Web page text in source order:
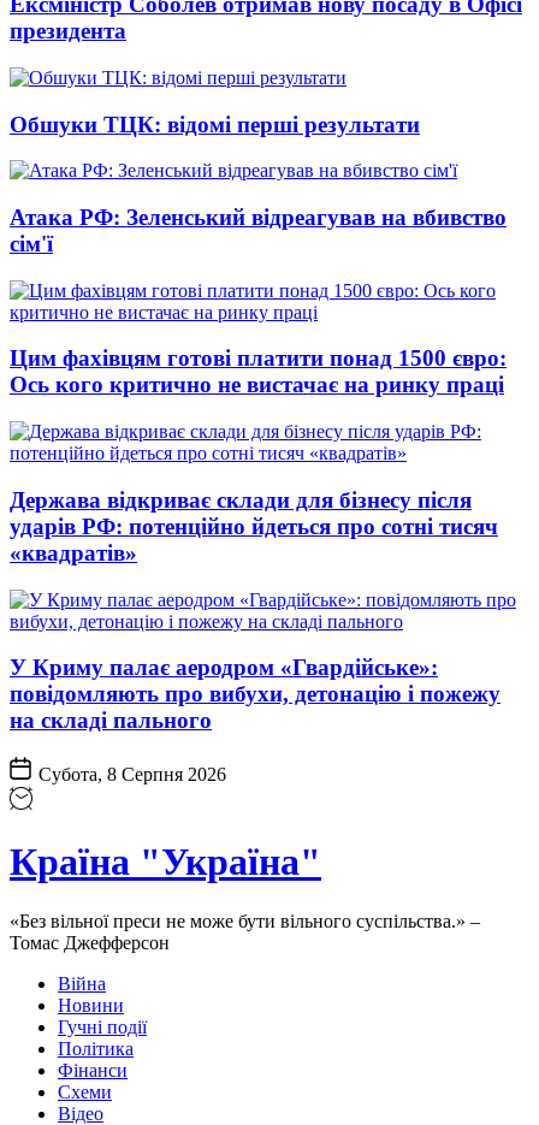
президента
Обшуки ТЦК: відомі перші результати
Атака РФ: Зеленський відреагував на вбивство
сім'ї
Цим фахівцям готові платити понад 1500 євро:
Ось кого критично не вистачає на ринку праці
Держава відкриває склади для бізнесу після
ударів РФ: потенційно йдеться про сотні тисяч
«квадратів»
У Криму палає аеродром «Гвардійське»:
повідомляють про вибухи, детонацію і пожежу
на складі пального
Субота, 8 Серпня 2026
Країна "Україна"
«Без вільної преси не може бути вільного суспільства.» –
Томас Джефферсон
Війна
Новини
Гучні події
Політика
Фінанси
Схеми
Відео